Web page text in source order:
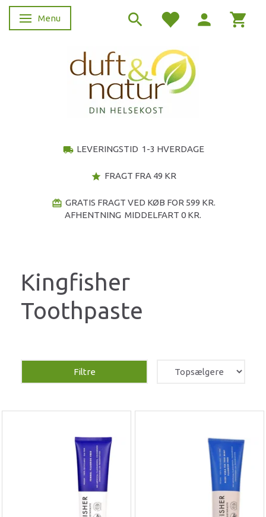
Skifte navigation
Menu
local_shipping LEVERINGSTID 1-3 HVERDAGE
star FRAGT FRA 49 KR
redeem GRATIS FRAGT VED KØB FOR 599 KR.
AFHENTNING MIDDELFART 0 KR.
Kingfisher
Toothpaste
Filtre